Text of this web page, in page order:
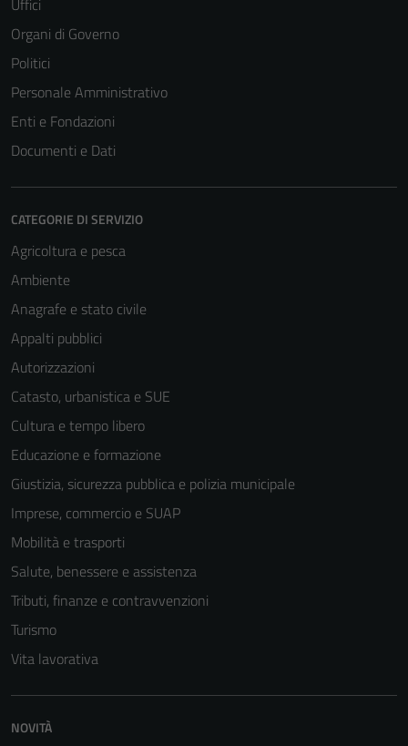
Organi di Governo
Politici
Personale Amministrativo
Enti e Fondazioni
Documenti e Dati
CATEGORIE DI SERVIZIO
Agricoltura e pesca
Ambiente
Anagrafe e stato civile
Appalti pubblici
Autorizzazioni
Catasto, urbanistica e SUE
Cultura e tempo libero
Educazione e formazione
Giustizia, sicurezza pubblica e polizia municipale
Imprese, commercio e SUAP
Mobilità e trasporti
Salute, benessere e assistenza
Tributi, finanze e contravvenzioni
Turismo
Vita lavorativa
NOVITÀ
per il